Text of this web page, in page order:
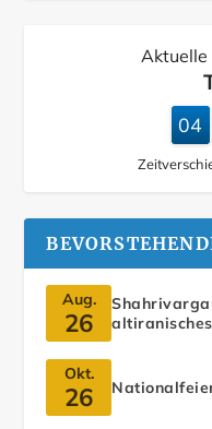
04
Aug.
26
Okt.
26